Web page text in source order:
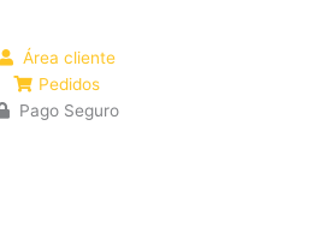
Área cliente
Pedidos
Pago Seguro